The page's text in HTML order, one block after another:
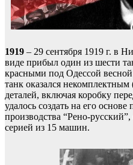
1919 – 29 сентября 1919 г. в
виде прибыл один из шести
красными под Одессой
танк оказался некомплектным
деталей, включая коробку
удалось создать на его
производства “Рено-
серией из 15 машин.